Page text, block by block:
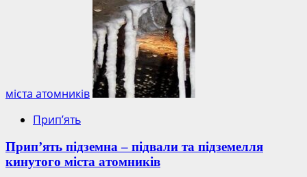
міста атомників
Прип’ять
Прип’ять підземна – підвали та підземелля
кинутого міста атомників